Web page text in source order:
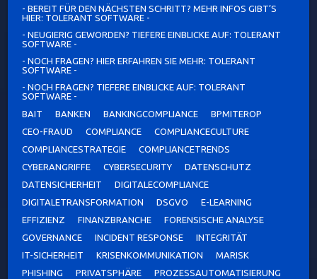
- BEREIT FÜR DEN NÄCHSTEN SCHRITT? MEHR INFOS GIBT’S
HIER: TOLERANT SOFTWARE -
- NEUGIERIG GEWORDEN? TIEFERE EINBLICKE AUF: TOLERANT
SOFTWARE -
- NOCH FRAGEN? HIER ERFAHREN SIE MEHR: TOLERANT
SOFTWARE -
- NOCH FRAGEN? TIEFERE EINBLICKE AUF: TOLERANT
SOFTWARE -
BAIT
BANKEN BANKINGCOMPLIANCE
BPMITEROP
CEO-FRAUD
COMPLIANCE
COMPLIANCECULTURE
COMPLIANCESTRATEGIE
COMPLIANCETRENDS
CYBERANGRIFFE
CYBERSECURITY
DATENSCHUTZ
DATENSICHERHEIT
DIGITALECOMPLIANCE
DIGITALETRANSFORMATION
DSGVO
E-LEARNING
EFFIZIENZ
FINANZBRANCHE
FORENSISCHE ANALYSE
GOVERNANCE
INCIDENT RESPONSE
INTEGRITÄT
IT-SICHERHEIT
KRISENKOMMUNIKATION
MARISK
PHISHING
PRIVATSPHÄRE
PROZESSAUTOMATISIERUNG